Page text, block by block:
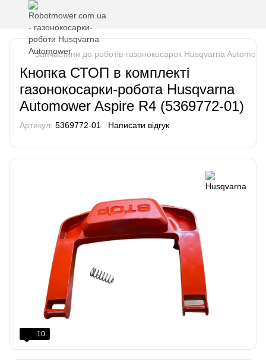
Запчастини до роботів-газонокосарок Husqvarna
Кнопка СТОП в комплекті
газонокосарки-робота Husqvarna
Automower Aspire R4 (5369772-01)
Артикул: 5369772-01 Написати відгук
10